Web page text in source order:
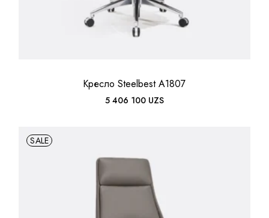
Кресло Steelbest A1807
5 406 100 UZS
SALE